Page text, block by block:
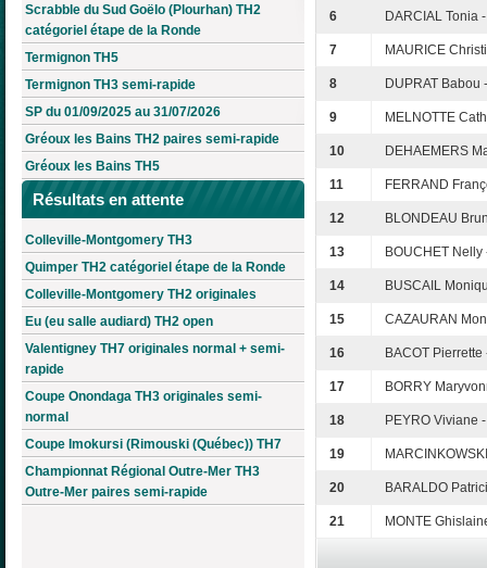
Scrabble du Sud Goëlo (Plourhan) TH2
catégoriel étape de la Ronde
Termignon TH5
Termignon TH3 semi-rapide
SP du 01/09/2025 au 31/07/2026
Gréoux les Bains TH2 paires semi-rapide
Gréoux les Bains TH5
Résultats en attente
Colleville-Montgomery TH3
Quimper TH2 catégoriel étape de la Ronde
Colleville-Montgomery TH2 originales
Eu (eu salle audiard) TH2 open
Valentigney TH7 originales normal + semi-
rapide
Coupe Onondaga TH3 originales semi-
normal
Coupe Imokursi (Rimouski (Québec)) TH7
Championnat Régional Outre-Mer TH3
Outre-Mer paires semi-rapide
6 DARCIAL Tonia
7 MAURICE
8 DUPRAT Babou
9 MELNOTTE
10 DEHAEMERS
11 FERRAND
12 BLONDEAU
13 BOUCHET
14 BUSCAIL
15 CAZAURAN
16 BACOT
17 BORRY
18 PEYRO Viviane
19
20 BARALDO
21 MONTE